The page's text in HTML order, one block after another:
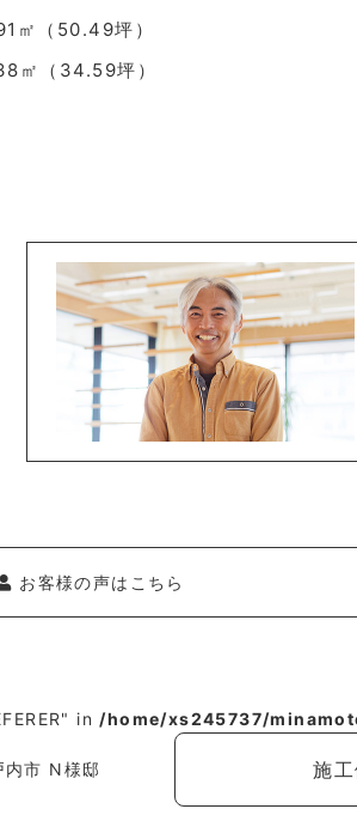
㎡（50.49坪）
㎡（34.59坪）
お客様の声はこちら
in /home/xs245737/
内市 N様邸 施